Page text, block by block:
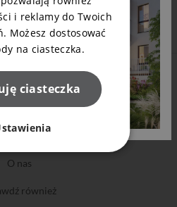
Oferta
na bieżąco
O nas
również
i reklamy do Twoich
Możesz dostosować
na ciasteczka.
ciasteczka